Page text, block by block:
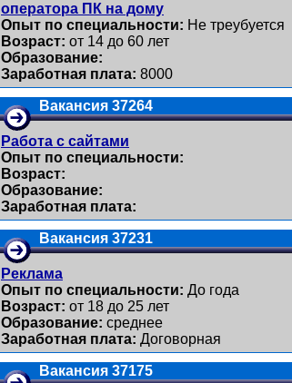
оператора ПК на дому
Опыт по специальности: Не треубуется
Возраст: от 14 до 60 лет
Образование:
Заработная плата: 8000
Вакансия 37264
Работа с сайтами
Опыт по специальности:
Возраст:
Образование:
Заработная плата:
Вакансия 37231
Реклама
Опыт по специальности: До года
Возраст: от 18 до 25 лет
Образование: среднее
Заработная плата: Договорная
Вакансия 37175